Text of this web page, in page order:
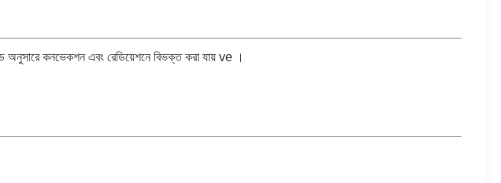
অনুসারে কনভেকশন এবং রেডিয়েশনে বিভক্ত করা যায় ve ।